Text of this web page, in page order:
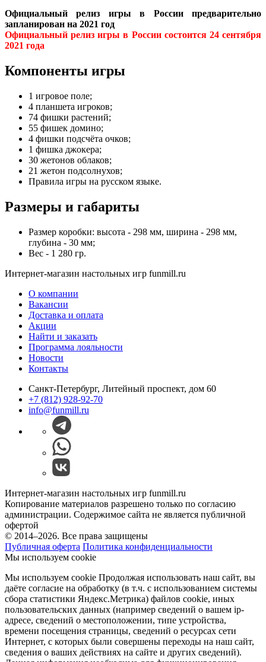
Официальный релиз игры в России предварительно
запланирован на 2021 год
Официальный релиз игры в России состоится 24 сентября
2021 года
Компоненты игры
1 игровое поле;
4 планшета игроков;
74 фишки растений;
55 фишек домино;
4 фишки подсчёта очков;
1 фишка джокера;
30 жетонов облаков;
21 жетон подсолнухов;
Правила игры на русском языке.
Размеры и габариты
Размер коробки: высота - 298 мм, ширина - 298 мм,
глубина - 30 мм;
Вес - 1 280 гр.
Интернет-магазин настольных игр funmill.ru
О компании
Вакансии
Доставка и оплата
Акции
Найти и заказать
Программа лояльности
Новости
Контакты
Санкт-Петербург, Литейный проспект, дом 60
+7 (812) 928-92-70
info@funmill.ru
Интернет-магазин настольных игр funmill.ru
Копирование материалов разрешено только по согласию
администрации. Содержимое сайта не является публичной
офертой
© 2014–2026. Все права защищены
Публичная оферта Политика конфиденциальности
Мы используем cookie
Мы используем cookie Продолжая использовать наш cайт, вы
даёте согласие на обработку (в т.ч. с использованием системы
сбора статистики Яндекс.Метрика) файлов cookie, иных
пользовательских данных (например сведений о вашем ip-
адресе, сведений о местоположении, типе устройства,
времени посещения страницы, сведений о ресурсах сети
Интернет, с которых были совершены переходы на наш сайт,
сведения о ваших действиях на сайте и других сведений).